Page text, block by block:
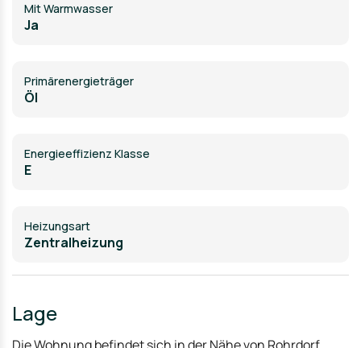
Mit Warmwasser
Ja
Primärenergieträger
Öl
Energieeffizienz Klasse
E
Heizungsart
Zentralheizung
Lage